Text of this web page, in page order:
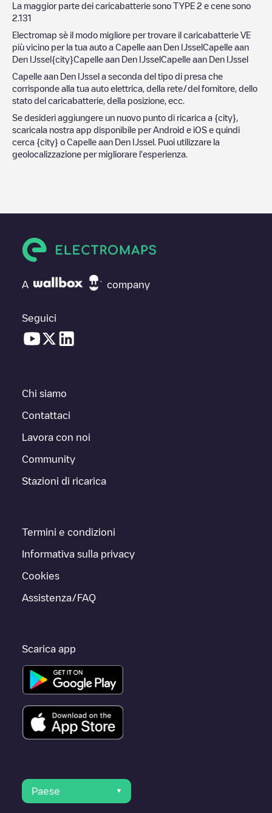
La maggior parte dei caricabatterie sono TYPE 2 e cene sono
2.131
Electromap sè il modo migliore per trovare il caricabatterie VE
più vicino per la tua auto a Capelle aan Den IJsselCapelle aan
Den IJssel{city}Capelle aan Den IJsselCapelle aan Den IJssel
Capelle aan Den IJssel a seconda del tipo di presa che
corrisponde alla tua auto elettrica, della rete/del fornitore, dello
stato del caricabatterie, della posizione, ecc.
Se desideri aggiungere un nuovo punto di ricarica a {city}
scaricala nostra app disponibile per Android e iOS e quindi
cerca {city} o Capelle aan Den IJssel . Puoi utilizzare la
geolocalizzazione per migliorare l'esperienza.
A company
Seguici
Chi siamo
Contattaci
Lavora con noi
Community
Stazioni di ricarica
Termini e condizioni
Informativa sulla privacy
Cookies
Assistenza/FAQ
Scarica app
Paese